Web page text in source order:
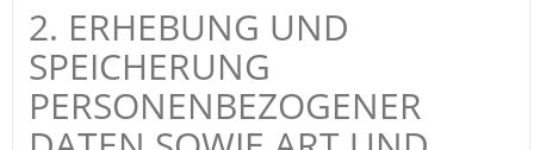
2. ERHEBUNG UND
SPEICHERUNG
PERSONENBEZOGENER